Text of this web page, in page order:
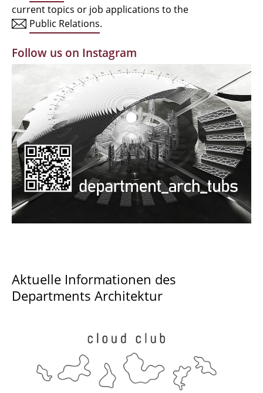
Facilities
Alumni | cloud club
Documents and Downloads
current topics or job applications to the
Public Relations.
Follow us on Instagram
Aktuelle Informationen des
Departments Architektur